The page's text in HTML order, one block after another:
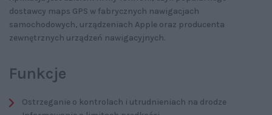
dostawcy maps GPS w fabrycznych nawigacjach
samochodowych, urządzeniach Apple oraz producenta
zewnętrznych urządzeń nawigacyjnych.
Funkcje
Ostrzeganie o kontrolach i utrudnieniach na drodze